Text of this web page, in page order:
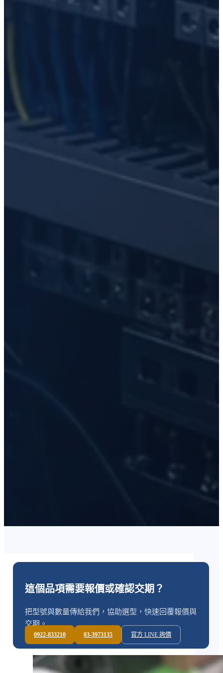
這個品項需要報價或確認交期？
把型號與數量傳給我們，協助選型，快速回覆報價與
交期。
0922-833210 03-3973135 官方 LINE 詢價